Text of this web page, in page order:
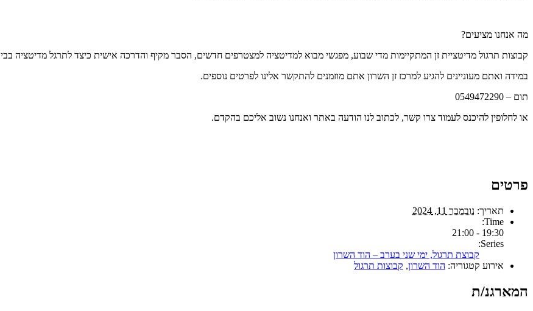
מה אנחנו מציעים?
קבוצות תרגול מדיטציית זן המתקיימות מדי שבוע, מפגשי מבוא למדיטציה למצטרפים חדשים, הסבר מקיף והדרכה אישית כיצד לתרגל מדיטציה
במידה ואתם מעוניינים להגיע למרכז זן השרון אתם מוזמנים להתקשר אלינו לפרטים נוספים.
תום – 0549472290
או לחלופין להיכנס לעמוד צרו קשר, לכתוב לנו הודעה באתר ואנחנו נשוב אליכם בהקדם.
פרטים
תאריך: נובמבר 11, 2024
Time:
19:30 - 21:00
Series:
קבוצת תרגול, ימי שני בערב – הוד השרון
אירוע קטגוריה: הוד השרון, קבוצות תרגול
המארגנ/ת